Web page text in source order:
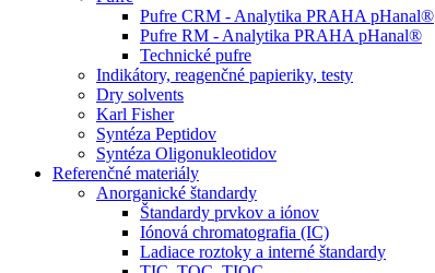
Pufre CRM - Analytika PRAHA pHanal®
Pufre RM - Analytika PRAHA pHanal®
Technické pufre
Indikátory, reagenčné papieriky, testy
Dry solvents
Karl Fisher
Syntéza Peptidov
Syntéza Oligonukleotidov
Referenčné materiály
Anorganické štandardy
Štandardy prvkov a iónov
Iónová chromatografia (IC)
Ladiace roztoky a interné štandardy